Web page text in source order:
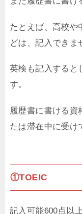
たとえば、高校や
どは、記入できま
英検も記入すると
す。
履歴書に書ける資
たは滞在中に受け
①TOEIC
記入可能600点以